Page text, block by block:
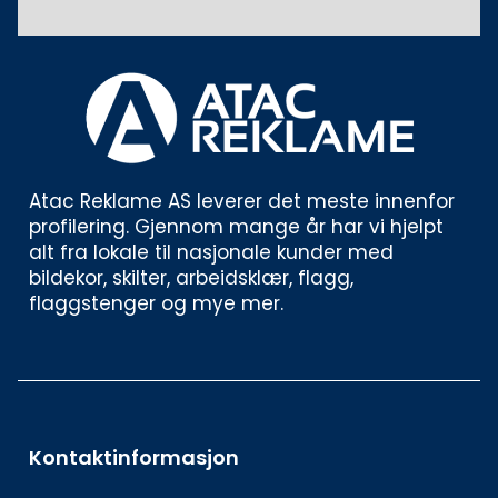
Atac Reklame AS leverer det meste innenfor
profilering. Gjennom mange år har vi hjelpt
alt fra lokale til nasjonale kunder med
bildekor, skilter, arbeidsklær, flagg,
flaggstenger og mye mer.
Kontaktinformasjon